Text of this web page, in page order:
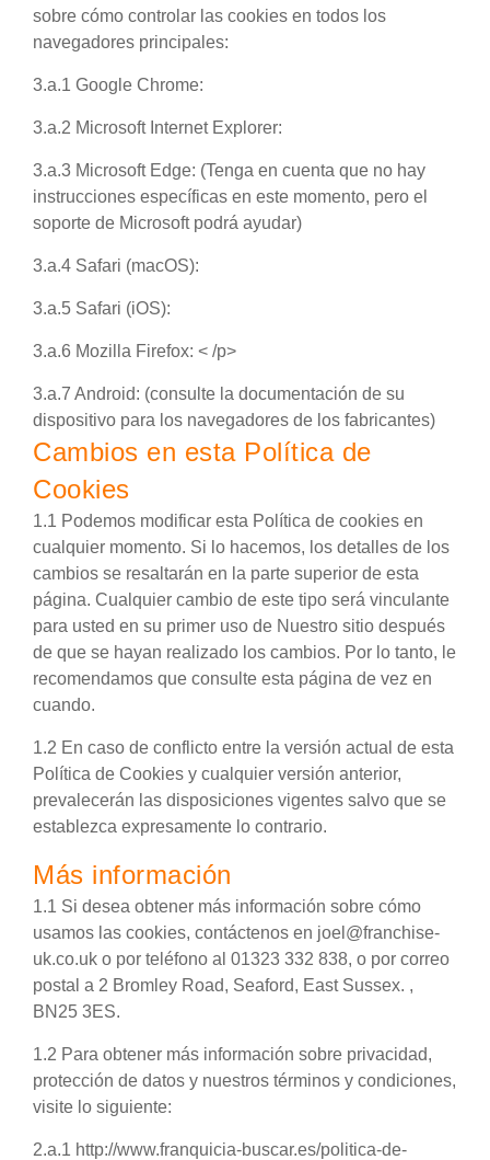
sobre cómo controlar las cookies en todos los
navegadores principales:
3.a.1 Google Chrome:
3.a.2 Microsoft Internet Explorer:
3.a.3 Microsoft Edge: (Tenga en cuenta que no hay
instrucciones específicas en este momento, pero el
soporte de Microsoft podrá ayudar)
3.a.4 Safari (macOS):
3.a.5 Safari (iOS):
3.a.6 Mozilla Firefox: < /p>
3.a.7 Android: (consulte la documentación de su
dispositivo para los navegadores de los fabricantes)
Cambios en esta Política de
Cookies
1.1 Podemos modificar esta Política de cookies en
cualquier momento. Si lo hacemos, los detalles de los
cambios se resaltarán en la parte superior de esta
página. Cualquier cambio de este tipo será vinculante
para usted en su primer uso de Nuestro sitio después
de que se hayan realizado los cambios. Por lo tanto, le
recomendamos que consulte esta página de vez en
cuando.
1.2 En caso de conflicto entre la versión actual de esta
Política de Cookies y cualquier versión anterior,
prevalecerán las disposiciones vigentes salvo que se
establezca expresamente lo contrario.
Más información
1.1 Si desea obtener más información sobre cómo
usamos las cookies, contáctenos en joel@franchise-
uk.co.uk o por teléfono al 01323 332 838, o por correo
postal a 2 Bromley Road, Seaford, East Sussex. ,
BN25 3ES.
1.2 Para obtener más información sobre privacidad,
protección de datos y nuestros términos y condiciones,
visite lo siguiente:
2.a.1 http://www.franquicia-buscar.es/politica-de-